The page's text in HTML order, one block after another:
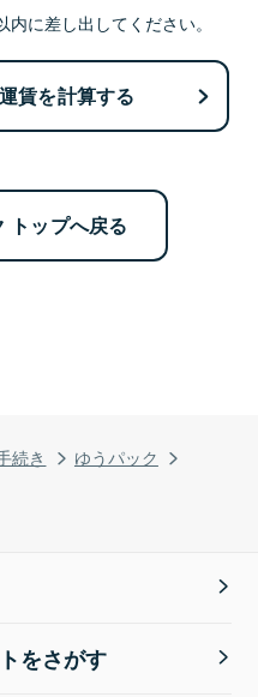
続き
ゆうパック
に差し出してください。
賃を計算する
トップへ戻る
をさがす